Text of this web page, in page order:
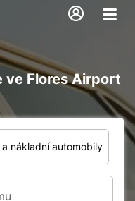
ve Flores Airport
nákladní automobily